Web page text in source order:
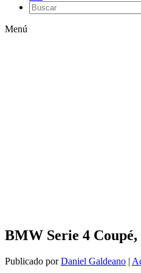
Menú
BMW Serie 4
Publicado porDaniel Galdeano |